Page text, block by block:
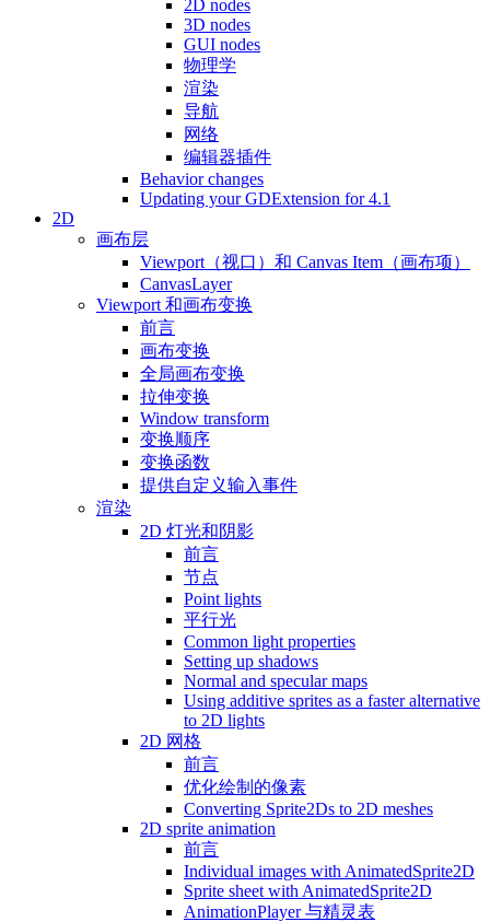
2D nodes
3D nodes
GUI nodes
物理学
渲染
导航
网络
编辑器插件
Behavior changes
Updating your GDExtension for 4.1
2D
画布层
Viewport（视口）和 Canvas Item（画布项）
CanvasLayer
Viewport 和画布变换
前言
画布变换
全局画布变换
拉伸变换
Window transform
变换顺序
变换函数
提供自定义输入事件
渲染
2D 灯光和阴影
前言
节点
Point lights
平行光
Common light properties
Setting up shadows
Normal and specular maps
Using additive sprites as a faster alternative
to 2D lights
2D 网格
前言
优化绘制的像素
Converting Sprite2Ds to 2D meshes
2D sprite animation
前言
Individual images with AnimatedSprite2D
Sprite sheet with AnimatedSprite2D
AnimationPlayer 与精灵表